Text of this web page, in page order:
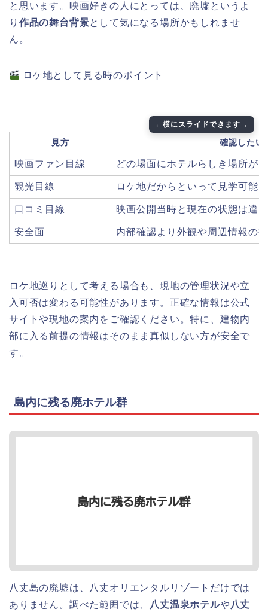
と思います。映画好きの人にとっては、廃墟というよ
り 作品の舞台背景として気になる場所かもしれませ
ん。
ロケ地として見る時のポイント
見方 確認したい
映画ファン目線 どの場面にホテルらしき場所が
観光目線 ロケ地だからといって見学可能
口コミ目線 映画公開当時と現在の状態は違
安全面 内部確認より外観や周辺情報の
ロケ地巡りとして考える場合も、現地の管理状況や立
入可否は変わる可能性があります。正確な情報は公式
サイトや現地の案内をご確認ください。特に、建物内
部に入る前提の情報はそのまま真似しない方が安全で
す。
島内に残る廃ホテル群
八丈島の廃墟は、八丈オリエンタルリゾートだけでは
ありません。調べた範囲では、
八丈温泉ホテルや八丈